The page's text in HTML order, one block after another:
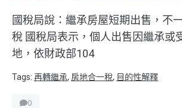
國稅局說：繼承房屋短期出售，不
稅 國稅局表示，個人出售因繼承或
地，依財政部104
Tags: 再轉繼承, 房地合一稅, 目的性解釋
0